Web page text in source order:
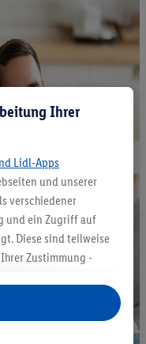
Ihrer
Lidl-Apps
und unserer
verschiedener
und ein Zugriff auf
Diese sind teilweise
Zustimmung -
IAB TCF
Werbung